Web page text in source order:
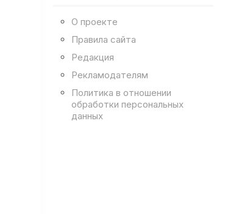
О проекте
Правила сайта
Редакция
Рекламодателям
Политика в отношении
обработки персональных
данных